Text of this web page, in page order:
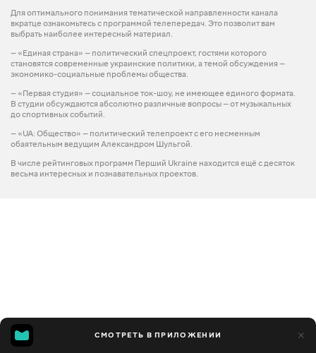
СМОТРЕТЬ В ПРИЛОЖЕНИИ
Для оптимального понимания тематической направленности канала
вкратце ознакомьтесь с программой телепередач. Это позволит вам
выбрать наиболее интересный материал.
— «Единая страна» — политический спецпроект, гостями которого
становятся современные украинские политики, а темой обсуждения —
экономико-социальные проблемы общества.
— «Первая студия» — социальное ток-шоу, не имеющее единого формата.
В студии обсуждаются абсолютно различные вопросы — от музыкальных
до спортивных событий.
— «UA: Общество» — политический телепроект с его несменным
обаятельным ведущим Александром Шульгой.
В числе рейтинговых программ Перший Ukraine находится ещё с десяток
весьма интересных и познавательных проектов.